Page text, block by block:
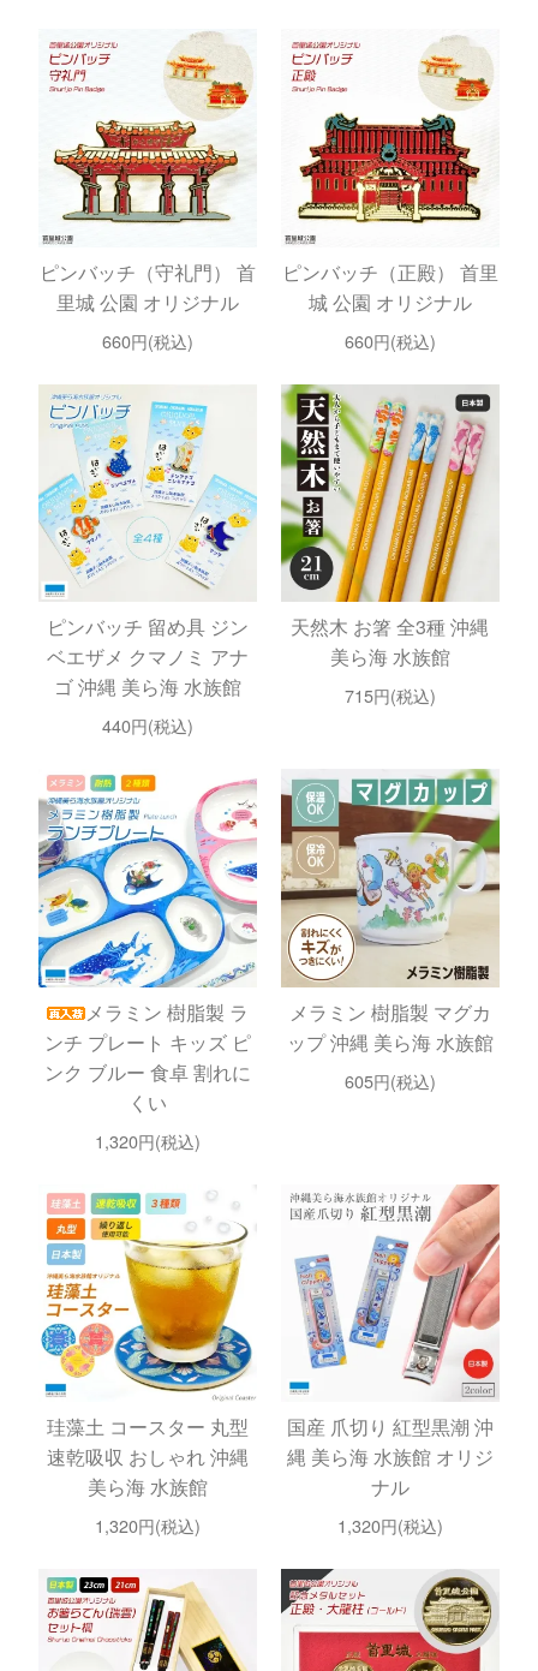
ピンバッチ（守礼門） 首
里城 公園 オリジナル
660円(税込)
ピンバッチ（正殿） 首里
城 公園 オリジナル
660円(税込)
ピンバッチ 留め具 ジン
ベエザメ クマノミ アナ
ゴ 沖縄 美ら海 水族館
440円(税込)
天然木 お箸 全3種 沖縄
美ら海 水族館
715円(税込)
メラミン 樹脂製 ラ
ンチ プレート キッズ ピ
ンク ブルー 食卓 割れに
くい
1,320円(税込)
メラミン 樹脂製 マグカ
ップ 沖縄 美ら海 水族館
605円(税込)
珪藻土 コースター 丸型
速乾吸収 おしゃれ 沖縄
美ら海 水族館
1,320円(税込)
国産 爪切り 紅型黒潮 沖
縄 美ら海 水族館 オリジ
ナル
1,320円(税込)